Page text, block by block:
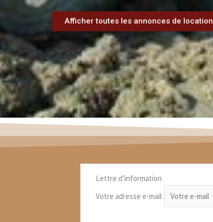
Afficher toutes les annonces de location
Lettre d’information
Votre adresse e-mail: